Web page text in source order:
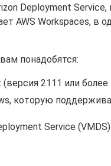
Deployment
AWS Workspaces, в
понадобятся:
2111 или более
которую
Service